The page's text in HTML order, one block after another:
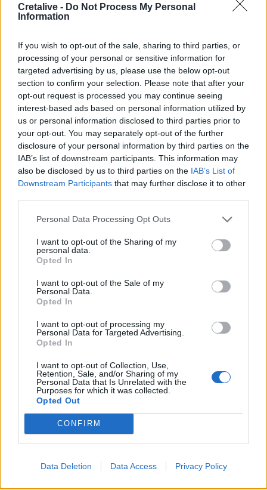
Cretalive - Do Not Process My Personal
Information
If you wish to opt-out of the sale, sharing to third parties, or
processing of your personal or sensitive information for
targeted advertising by us, please use the below opt-out
section to confirm your selection. Please note that after your
opt-out request is processed you may continue seeing
interest-based ads based on personal information utilized by
us or personal information disclosed to third parties prior to
your opt-out. You may separately opt-out of the further
disclosure of your personal information by third parties on the
IAB’s list of downstream participants. This information may
also be disclosed by us to third parties on the IAB’s List of
Downstream Participants that may further disclose it to other
Personal Data Processing Opt Outs
I want to opt-out of the Sharing of my
personal data.
Opted In
I want to opt-out of the Sale of my
Personal Data.
Opted In
I want to opt-out of processing my
Personal Data for Targeted Advertising.
Opted In
I want to opt-out of Collection, Use,
Retention, Sale, and/or Sharing of my
Personal Data that Is Unrelated with the
Purposes for which it was collected.
Opted Out
CONFIRM
Data Deletion Data Access Privacy Policy
07:40
ΗΠΑ: Το προεδρικό ελικόπτερο πλησίασε υπερβολικά
αεροπλάνο της γραμμής
Τα πρωτοσέλιδα των εφημερίδων
Θλίψη στην εκπαιδευτική κοινότητα για τον θάνατο του
Θοδωρή Κατσωνόπουλου
07:20
Στην Ελλάδα σήμερα, από τη Βρετανία, η 46χρονη που
Γουατεμάλα: Τέλος της εκρηκτικής δραστηριότητας στο
ηφαίστειο Φουέγο
07:05
06:57
Τραμπ
06:45
Λασίθι: Μεγάλη φωτιά στο Καρύδι Σητείας - Μήνυμα από
05:37